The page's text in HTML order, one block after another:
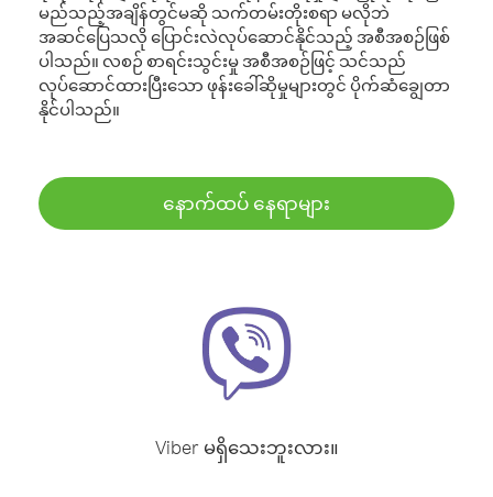
မည်သည့်အချိန်တွင်မဆို သက်တမ်းတိုးစရာ မလိုဘဲ
အဆင်ပြေသလို ပြောင်းလဲလုပ်ဆောင်နိုင်သည့် အစီအစဉ်ဖြစ်
ပါသည်။ လစဉ် စာရင်းသွင်းမှု အစီအစဉ်ဖြင့် သင်သည်
လုပ်ဆောင်ထားပြီးသော ဖုန်းခေါ်ဆိုမှုများတွင် ပိုက်ဆံချွေတာ
နိုင်ပါသည်။
နောက်ထပ် နေရာများ
Viber မရှိသေးဘူးလား။